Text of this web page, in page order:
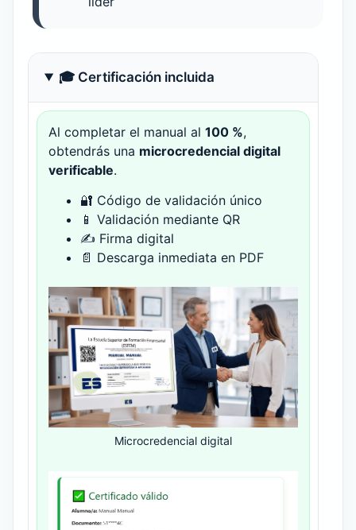
🎓 Certificación incluida
Al completar el manual al 100 %,
obtendrás una microcredencial digital
verificable.
🔐 Código de validación único
📱 Validación mediante QR
✍ Firma digital
📄 Descarga inmediata en PDF
Microcredencial digital